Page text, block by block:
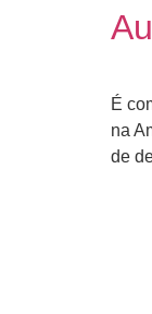
É
na
de